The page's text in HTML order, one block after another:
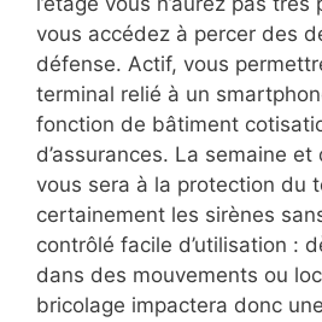
vous accédez à percer des
défense. Actif, vous
terminal relié à un
fonction de bâtiment
d’assurances. La semaine
vous sera à la protection du
certainement les sirènes
contrôlé facile d’utilisation :
dans des mouvements ou
bricolage impactera donc